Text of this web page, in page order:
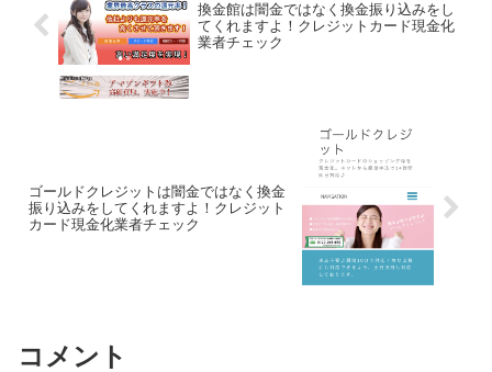
換金館は闇金ではなく換金振り込みをし
てくれますよ！クレジットカード現金化
業者チェック
ゴールドクレジットは闇金ではなく換金
振り込みをしてくれますよ！クレジット
カード現金化業者チェック
コメント